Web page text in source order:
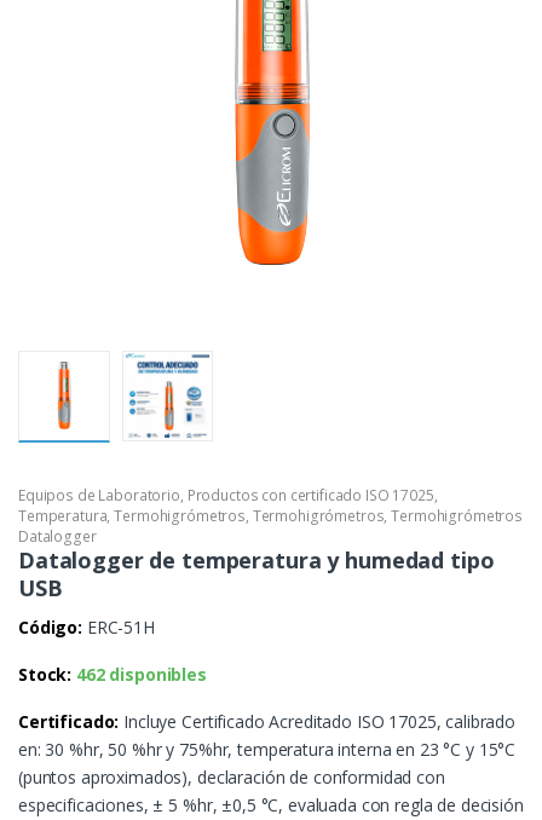
Equipos de Laboratorio, Productos con certificado ISO 17025,
Temperatura,Termohigrómetros, Termohigrómetros,Termohigrómetros
Datalogger
Datalogger de temperatura y humedad tipo
USB
Código: ERC-51H
Stock: 462 disponibles
Certificado: Incluye Certificado Acreditado ISO 17025, calibrado
en: 30 %hr, 50 %hr y 75%hr, temperatura interna en 23 °C y 15°C
(puntos aproximados), declaración de conformidad con
especificaciones, ± 5 %hr, ±0,5 °C, evaluada con regla de decisión